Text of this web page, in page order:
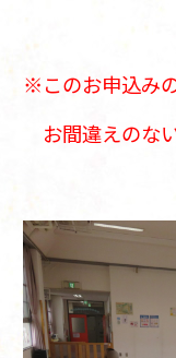
※このお申込み
お間違えのな